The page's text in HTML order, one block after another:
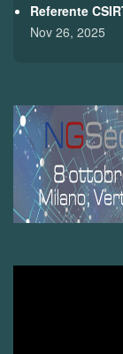
Referente
Nov 26, 2025